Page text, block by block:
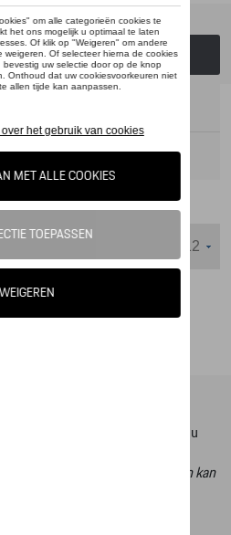
weergeven)
een model
een selectie uit ons Tequipment
gamma te ontdekken kan u
raadplegen.
verlaat u de online shop en kan